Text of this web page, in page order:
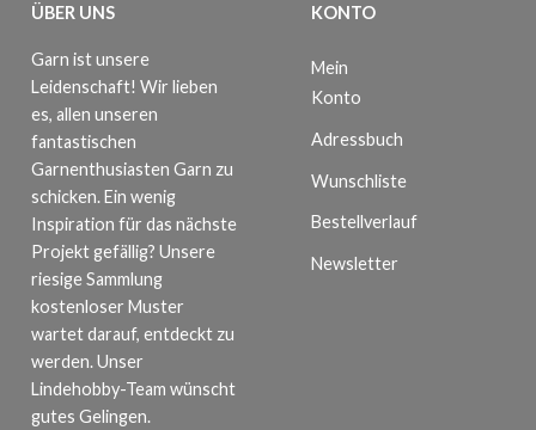
ÜBER UNS
Garn ist unsere
Leidenschaft! Wir lieben
es, allen unseren
fantastischen
Garnenthusiasten Garn zu
schicken. Ein wenig
Inspiration für das nächste
Projekt gefällig? Unsere
riesige Sammlung
kostenloser Muster
wartet darauf, entdeckt zu
werden. Unser
Lindehobby-Team wünscht
gutes Gelingen.
KONTO
Mein
Konto
Adressbuch
Wunschliste
Bestellverlauf
Newsletter